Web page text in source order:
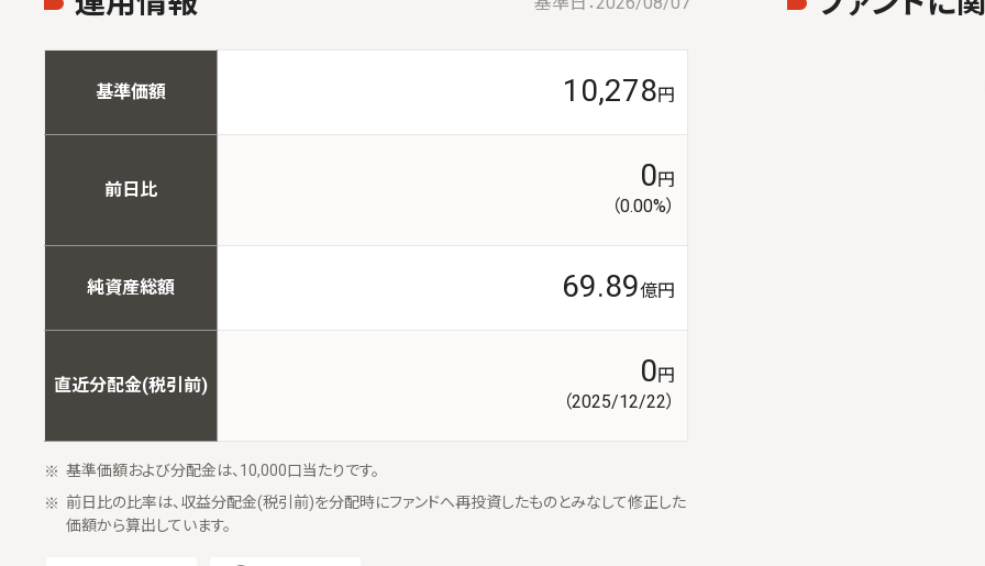
基準価額 10,278円
前日比 0円
（0.00%）
純資産総額 69.89億円
直近分配金(税引前) 0円
（2025/12/22）
基準価額および分配金は、10,000口当たりです。
前日比の比率は、収益分配金(税引前)を分配時にファンドへ再投資したものとみなして修正した
価額から算出しています。